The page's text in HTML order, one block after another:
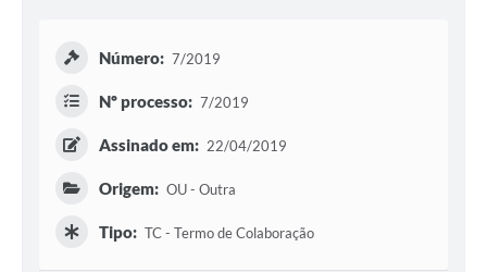
Número: 7/2019
Nº processo: 7/2019
Assinado em: 22/04/2019
Origem: OU - Outra
Tipo: TC - Termo de Colaboração